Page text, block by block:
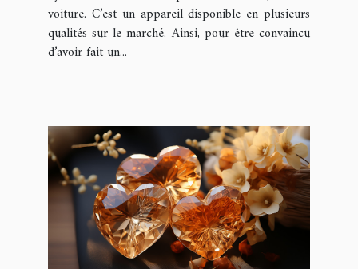
voiture. C’est un appareil disponible en plusieurs
qualités sur le marché. Ainsi, pour être convaincu
d’avoir fait un...